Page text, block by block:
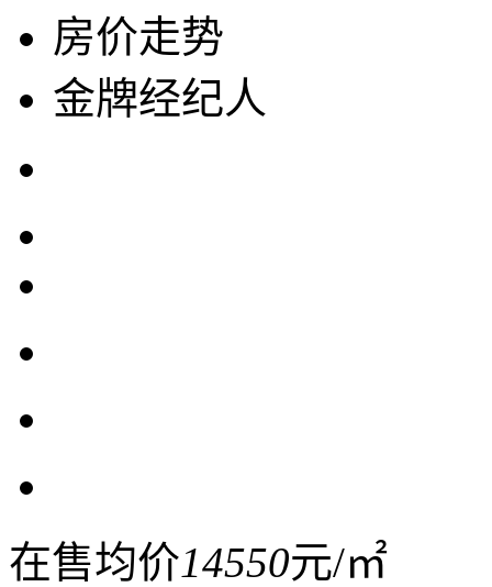
房价走势
金牌经纪人
在售均价14550元/㎡